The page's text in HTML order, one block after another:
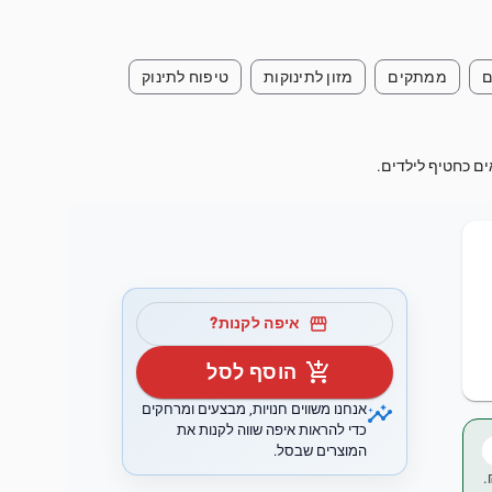
ממתקים מזון לתינוקות טיפוח לתינוק
כחטיף לילדים.
storefront איפה לקנות?
add_shopping_cart הוסף לסל
insightsאנחנו משווים חנויות, מבצעים ומרחקים
כדי להראות איפה שווה לקנות את
המוצרים שבסל.